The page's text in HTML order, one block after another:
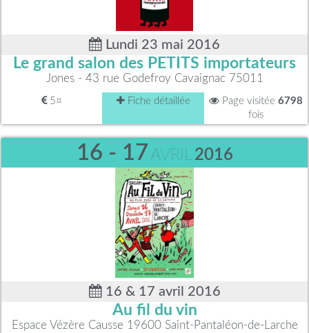
Lundi 23 mai 2016
Le grand salon des PETITS importateurs
Jones - 43 rue Godefroy Cavaignac 75011
5¤ Fiche détaillée Page visitée 6798
fois
16 - 17 AVRIL 2016
16 & 17 avril 2016
Au fil du vin
Espace Vézère Causse 19600 Saint-Pantaléon-de-Larche